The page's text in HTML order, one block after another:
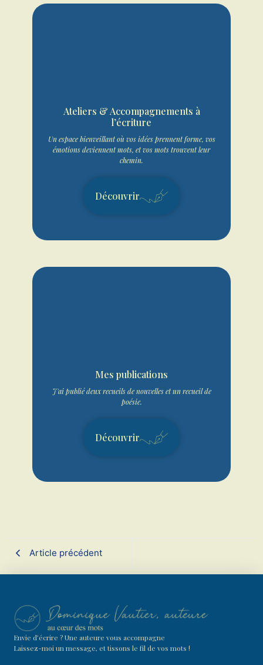
Ateliers & Accompagnements à
l’écriture
Un espace bienveillant où vos idées prennent forme, vos
émotions deviennent mots, et vos mots trouvent leur
chemin.
Découvrir
Mes publications
J'ai publié deux recueils de nouvelles et un recueil de
poésie.
Découvrir
Article précédent
Envie d’écrire ? Une auteure vous accompagne
Laissez-moi un message, et tissons le fil de vos mots !